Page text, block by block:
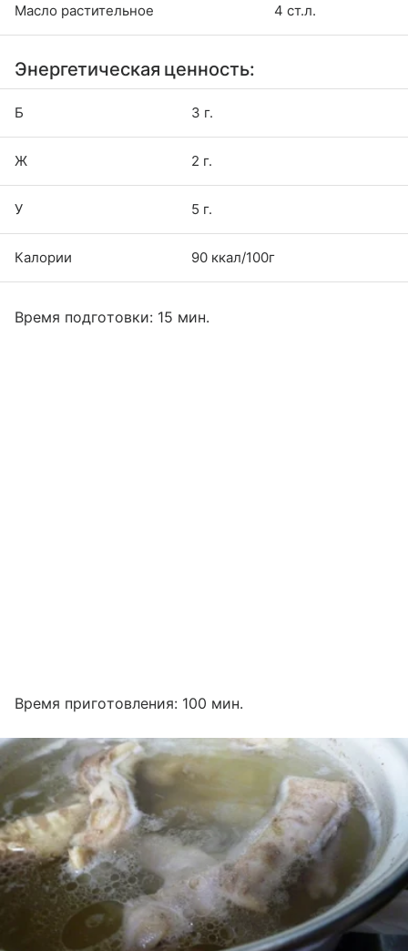
Масло растительное 4 ст.л.
Энергетическая ценность:
Б 3 г.
Ж 2 г.
У 5 г.
Калории 90 ккал/100г
Время подготовки: 15 мин.
Время приготовления: 100 мин.